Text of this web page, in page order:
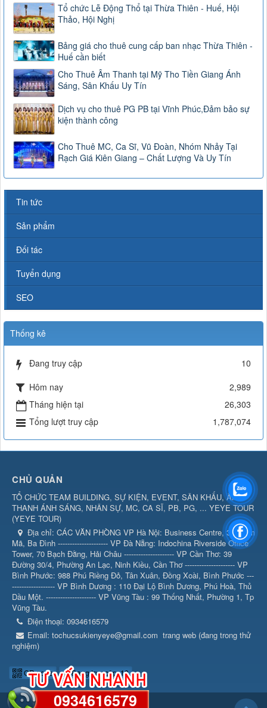
Tổ chức Lễ Động Thổ tại Thừa Thiên - Huế, Hội
Thảo, Hội Nghị
Bảng giá cho thuê cung cấp ban nhạc Thừa Thiên -
Huế cần biết
Cho Thuê Âm Thanh tại Mỹ Tho Tiền Giang Ánh
Sáng, Sân Khấu Uy Tín
Dịch vụ cho thuê PG PB tại Vĩnh Phúc,Đảm bảo sự
kiện thành công
Cho Thuê MC, Ca Sĩ, Vũ Đoàn, Nhóm Nhảy Tại
Rạch Giá Kiên Giang – Chất Lượng Và Uy Tín
Tin tức
Sản phẩm
Đối tác
Tuyển dụng
SEO
Thống kê
Đang truy cập
10
Hôm nay
2,989
Tháng hiện tại
26,303
Tổng lượt truy cập
1,787,074
CHỦ QUẢN
TỔ CHỨC TEAM BUILDING, SỰ KIỆN, EVENT, SÂN KHẤU, ÂM
THANH ÁNH SÁNG, NHÂN SỰ, MC, CA SĨ, PB, PG, ... YEYE TOUR
(YEYE TOUR)
Địa chỉ: CÁC VĂN PHÒNG VP Hà Nội: Business Centre, 360 Kim
Mã, Ba Đình --------------------- VP Đà Nẵng: Indochina Riverside Office
Tower, 70 Bạch Đằng, Hải Châu --------------------- VP Cần Thơ: 39
Đường 30/4, Phường An Lạc, Ninh Kiều, Cần Thơ --------------------- VP
Bình Phước: 988 Phú Riềng Đỏ, Tân Xuân, Đồng Xoài, Bình Phước ---
------------------ VP Bình Dương : 110 Đại Lộ Bình Dương, Phú Hoà, Thủ
Dầu Một. --------------------- VP Vũng Tàu : 99 Thống Nhất, Phường 1, Tp
Vũng Tàu.
Điện thoại: 0934616579
Email: tochucsukienyeye@gmail.com trang web (đang trong thử
nghiệm)
QR-code Đang truy cập: 10
0934616579